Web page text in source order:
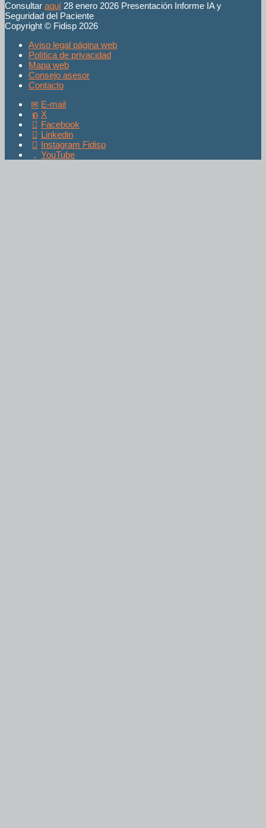
Consultar aquí 28 enero 2026 Presentación Informe IA y
Seguridad del Paciente
Copyright © Fidisp 2026
Aviso legal página web
Política de privacidad
Mapa web
Consejo asesor
Contacto
E-mail
X
Facebook
Linkedin
Instagram Fidisp
YouTube